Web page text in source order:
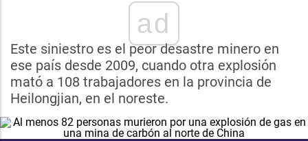
ad
Este siniestro es el peor desastre minero en
ese país desde 2009, cuando otra explosión
mató a 108 trabajadores en la provincia de
Heilongjian, en el noreste.